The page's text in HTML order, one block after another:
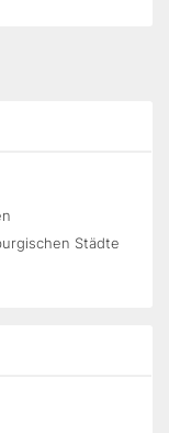
Städte